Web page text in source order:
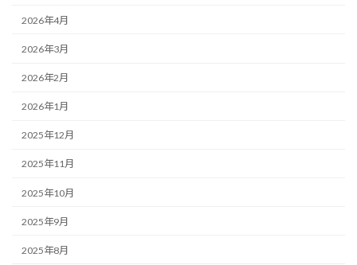
2026年4月
2026年3月
2026年2月
2026年1月
2025年12月
2025年11月
2025年10月
2025年9月
2025年8月